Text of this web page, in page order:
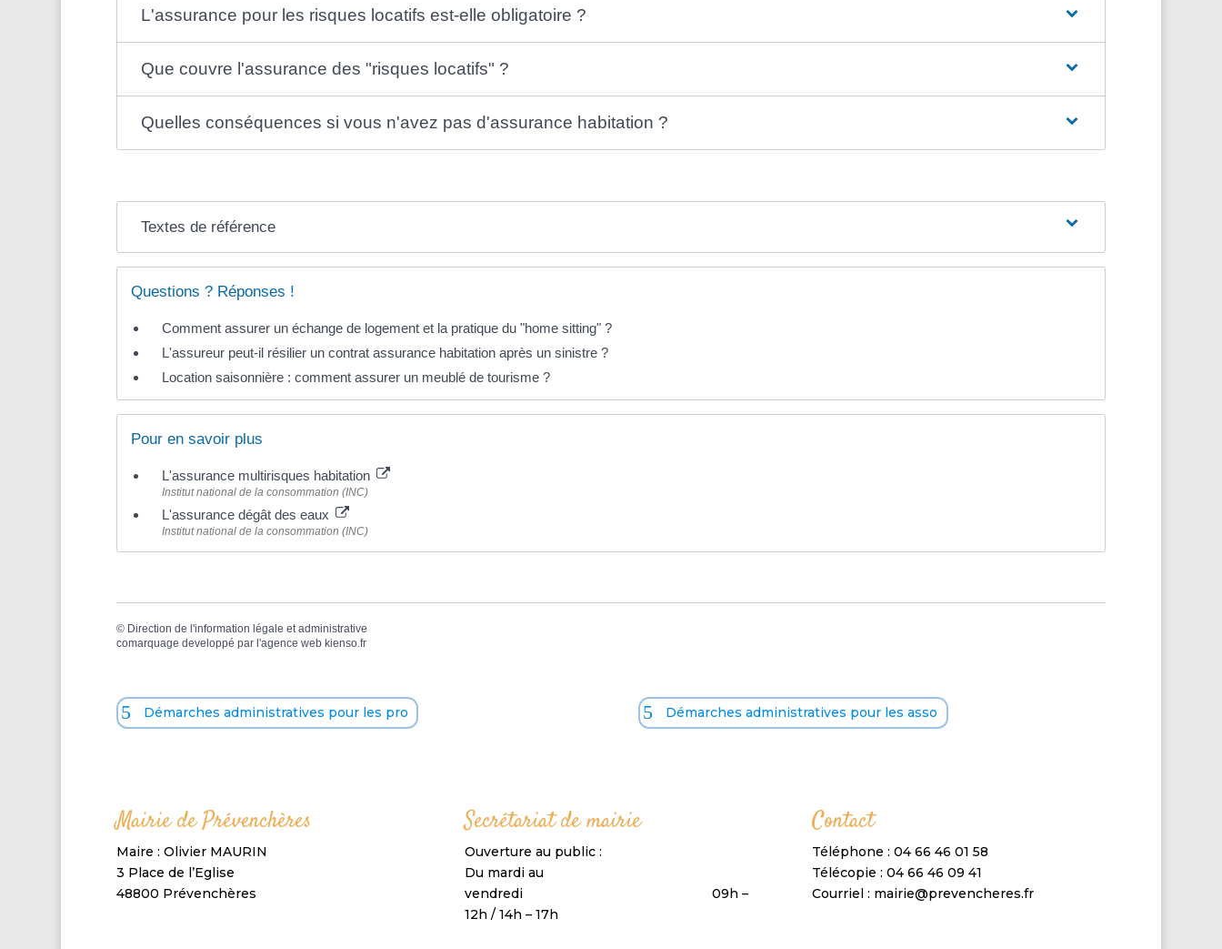
L'assurance pour les risques locatifs est-elle obligatoire ?
Que couvre l'assurance des "risques locatifs" ?
Quelles conséquences si vous n'avez pas d'assurance habitation ?
Textes de référence
Questions ? Réponses !
Comment assurer un échange de logement et la pratique du "home sitting" ?
L'assureur peut-il résilier un contrat assurance habitation après un sinistre ?
Location saisonnière : comment assurer un meublé de tourisme ?
Pour en savoir plus
L'assurance multirisques habitation
Institut national de la consommation (INC)
L'assurance dégât des eaux
Institut national de la consommation (INC)
© Direction de l'information légale et administrative
comarquage developpé par l'agence web kienso.fr
Démarches administratives pour les pro Démarches administratives pour les asso
Mairie de Prévenchères
Maire : Olivier MAURIN
3 Place de l’Eglise
48800 Prévenchères
Secrétariat de mairie
Ouverture au public :
Du mardi au
vendredi 09h –
12h / 14h – 17h
Contact
Téléphone : 04 66 46 01 58
Télécopie : 04 66 46 09 41
Courriel : mairie@prevencheres.fr